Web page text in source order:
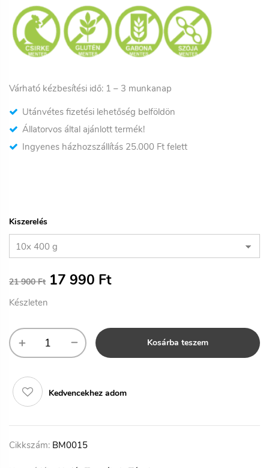
Várható kézbesítési idő: 1 – 3 munkanap
Utánvétes fizetési lehetőség belföldön
Állatorvos által ajánlott termék!
Ingyenes házhozszállítás 25.000 Ft felett
Kiszerelés
21 900Ft 17 990 Ft
Készleten
Kosárba teszem
Kedvencekhez adom
Cikkszám: BM0015